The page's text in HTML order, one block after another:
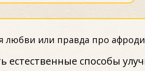
естественные способы